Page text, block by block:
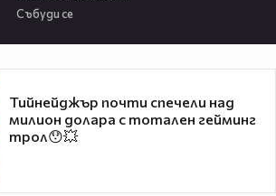
Събуди се
Тийнейджър почти спечели над
милион долара с тотален гейминг
трол😯💥